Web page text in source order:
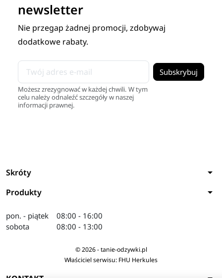
newsletter
Nie przegap żadnej promocji, zdobywaj
dodatkowe rabaty.
Możesz zrezygnować w każdej chwili. W tym
celu należy odnaleźć szczegóły w naszej
informacji prawnej.
Skróty arrow_drop_down
Produkty arrow_drop_down
pon. - piątek
sobota
08:00 - 16:00
08:00 - 13:00
© 2026 - tanie-odzywki.pl
Właściciel serwisu: FHU Herkules